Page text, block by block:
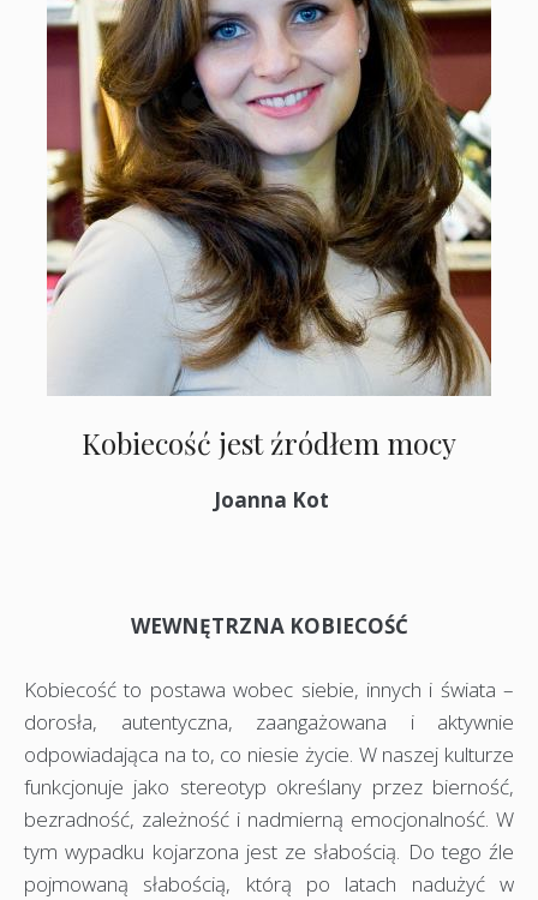
Kobiecość jest źródłem mocy
Joanna Kot
WEWNĘTRZNA KOBIECOŚĆ
Kobiecość to postawa wobec siebie, innych i świata –
dorosła, autentyczna, zaangażowana i aktywnie
odpowiadająca na to, co niesie życie. W naszej kulturze
funkcjonuje jako stereotyp określany przez bierność,
bezradność, zależność i nadmierną emocjonalność. W
tym wypadku kojarzona jest ze słabością. Do tego źle
pojmowaną słabością, którą po latach nadużyć w